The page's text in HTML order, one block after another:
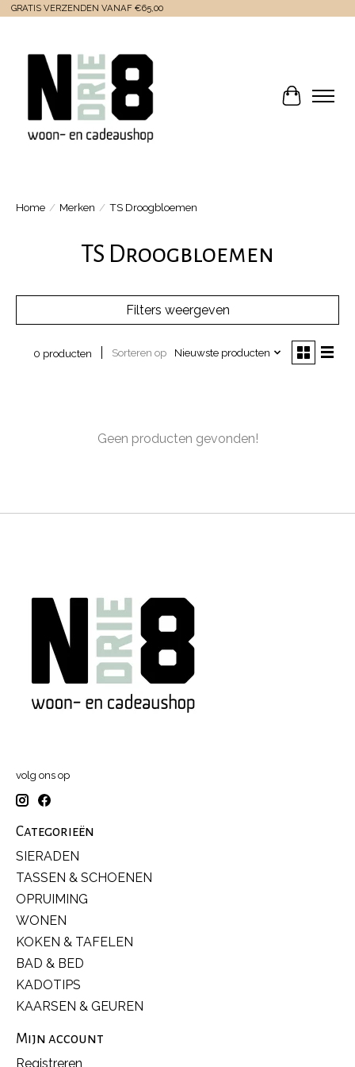
GRATIS VERZENDEN VANAF €65,00
Home / Merken / TS Droogbloemen
TS Droogbloemen
Filters weergeven
0 producten Sorteren op Nieuwste producten
Geen producten gevonden!
volg ons op
Categorieën
SIERADEN
TASSEN & SCHOENEN
OPRUIMING
WONEN
KOKEN & TAFELEN
BAD & BED
KADOTIPS
KAARSEN & GEUREN
Mijn account
Registreren